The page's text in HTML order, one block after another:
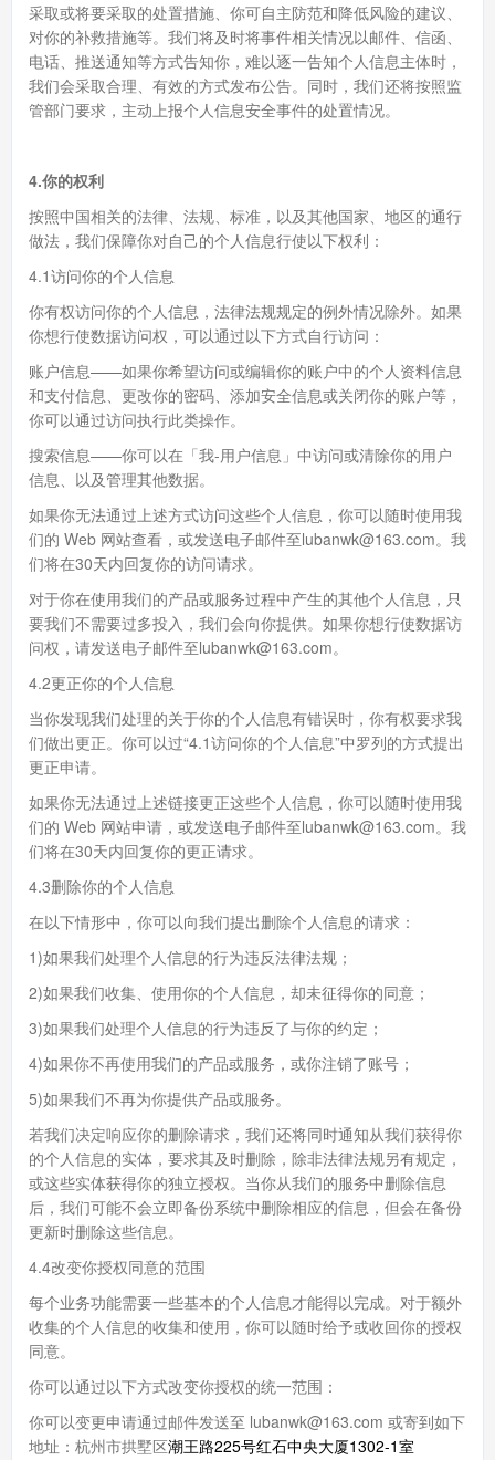
采取或将要采取的处置措施、你可自主防范和降低风险的建议、
对你的补救措施等。我们将及时将事件相关情况以邮件、信函、
电话、推送通知等方式告知你，难以逐一告知个人信息主体时，
我们会采取合理、有效的方式发布公告。同时，我们还将按照监
管部门要求，主动上报个人信息安全事件的处置情况。
4.你的权利
按照中国相关的法律、法规、标准，以及其他国家、地区的通行
做法，我们保障你对自己的个人信息行使以下权利：
4.1访问你的个人信息
你有权访问你的个人信息，法律法规规定的例外情况除外。如果
你想行使数据访问权，可以通过以下方式自行访问：
账户信息——如果你希望访问或编辑你的账户中的个人资料信息
和支付信息、更改你的密码、添加安全信息或关闭你的账户等，
你可以通过访问执行此类操作。
搜索信息——你可以在「我-用户信息」中访问或清除你的用户
信息、以及管理其他数据。
如果你无法通过上述方式访问这些个人信息，你可以随时使用我
们的 Web 网站查看，或发送电子邮件至lubanwk@163.com。我
们将在30天内回复你的访问请求。
对于你在使用我们的产品或服务过程中产生的其他个人信息，只
要我们不需要过多投入，我们会向你提供。如果你想行使数据访
问权，请发送电子邮件至lubanwk@163.com。
4.2更正你的个人信息
当你发现我们处理的关于你的个人信息有错误时，你有权要求我
们做出更正。你可以过“4.1访问你的个人信息”中罗列的方式提出
更正申请。
如果你无法通过上述链接更正这些个人信息，你可以随时使用我
们的 Web 网站申请，或发送电子邮件至lubanwk@163.com。我
们将在30天内回复你的更正请求。
4.3删除你的个人信息
在以下情形中，你可以向我们提出删除个人信息的请求：
1)如果我们处理个人信息的行为违反法律法规；
2)如果我们收集、使用你的个人信息，却未征得你的同意；
3)如果我们处理个人信息的行为违反了与你的约定；
4)如果你不再使用我们的产品或服务，或你注销了账号；
5)如果我们不再为你提供产品或服务。
若我们决定响应你的删除请求，我们还将同时通知从我们获得你
的个人信息的实体，要求其及时删除，除非法律法规另有规定，
或这些实体获得你的独立授权。当你从我们的服务中删除信息
后，我们可能不会立即备份系统中删除相应的信息，但会在备份
更新时删除这些信息。
4.4改变你授权同意的范围
每个业务功能需要一些基本的个人信息才能得以完成。对于额外
收集的个人信息的收集和使用，你可以随时给予或收回你的授权
同意。
你可以通过以下方式改变你授权的统一范围：
你可以变更申请通过邮件发送至 lubanwk@163.com 或寄到如下
地址：杭州市拱墅区潮王路225号红石中央大厦1302-1室